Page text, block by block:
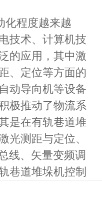
程度越来越
技术、计算机技
的应用，其中激
、定位等方面的
动导向机等设备
极推动了物流系
是在有轨巷道堆
光测距与定位、
线、矢量变频调
巷道堆垛机控制
路，实现堆垛机
决了计数与定位